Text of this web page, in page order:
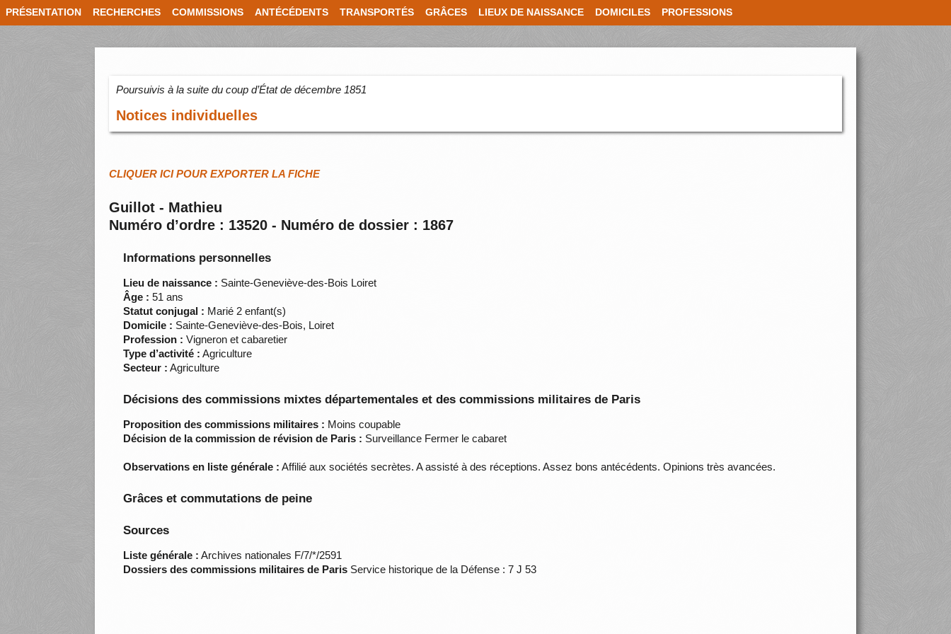
PRÉSENTATION RECHERCHES COMMISSIONS ANTÉCÉDENTS TRANSPORTÉS GRÂCES LIEUX DE NAISSANCE DOMICILES PROFESSIONS
Poursuivis à la suite du coup d’État de décembre 1851
Notices individuelles
CLIQUER ICI POUR EXPORTER LA FICHE
Guillot - Mathieu
Numéro d’ordre : 13520 - Numéro de dossier : 1867
Informations personnelles
Lieu de naissance : Sainte-Geneviève-des-Bois Loiret
Âge : 51 ans
Statut conjugal : Marié 2 enfant(s)
Domicile : Sainte-Geneviève-des-Bois, Loiret
Profession : Vigneron et cabaretier
Type d’activité : Agriculture
Secteur : Agriculture
Décisions des commissions mixtes départementales et des commissions militaires de Paris
Proposition des commissions militaires : Moins coupable
Décision de la commission de révision de Paris : Surveillance Fermer le cabaret
Observations en liste générale : Affilié aux sociétés secrètes. A assisté à des réceptions. Assez bons antécédents. Opinions très avancées.
Grâces et commutations de peine
Sources
Liste générale : Archives nationales F/7/*/2591
Dossiers des commissions militaires de Paris Service historique de la Défense : 7 J 53